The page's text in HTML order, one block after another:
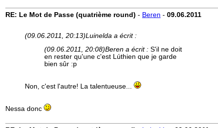
RE: Le Mot de Passe (quatrième round) - Beren - 09.06.2011
(09.06.2011, 20:13)Luinelda a écrit :
(09.06.2011, 20:08)Beren a écrit : S'il ne doit
en rester qu'une c'est Lúthien que je garde
bien sûr :p
Non, c'est l'autre! La talentueuse...
Nessa donc